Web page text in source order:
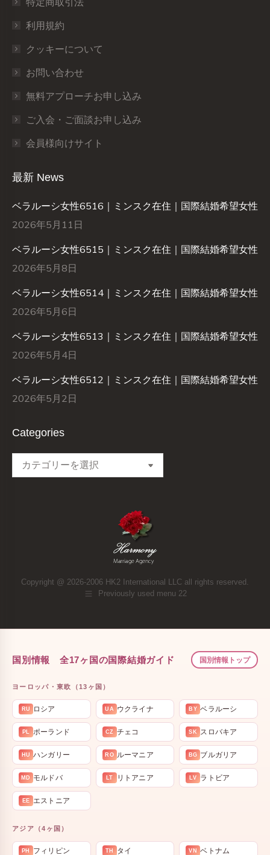
利用規約
クッキーについて
お問い合わせ
無料アプローチお申し込み
ご入会・ご面談お申し込み
会員様向けサイト
最新 News
ベラルーシ女性6516｜ミンスク在住｜国際結婚希望女性
2026年5月11日
ベラルーシ女性6515｜ミンスク在住｜国際結婚希望女性
2026年5月8日
ベラルーシ女性6514｜ミンスク在住｜国際結婚希望女性
2026年5月6日
ベラルーシ女性6513｜ミンスク在住｜国際結婚希望女性
2026年5月4日
ベラルーシ女性6512｜ミンスク在住｜国際結婚希望女性
2026年5月2日
Categories
Categories
Copyright @ 2026-2006 HK2 International LLC all rights reserved.
Previously used menu 22
国別情報 全17ヶ国の国際結婚ガイド 国別情報トップ
ヨーロッパ・東欧（13ヶ国）
RU ロシア UA ウクライナ BY ベラルーシ
PL ポーランド CZ チェコ SK スロバキア
HU ハンガリー RO ルーマニア BG ブルガリア
MD モルドバ LT リトアニア LV ラトビア
EE エストニア
アジア（4ヶ国）
PH フィリピン TH タイ VN ベトナム